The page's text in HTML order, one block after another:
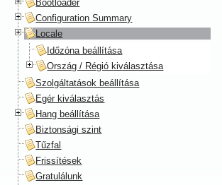
Bootloader
Configuration Summary
Locale
Időzóna beállítása
Ország / Régió kiválasztása
Szolgáltatások beállítása
Egér kiválasztás
Hang beállítása
Biztonsági szint
Tűzfal
Frissítések
Gratulálunk